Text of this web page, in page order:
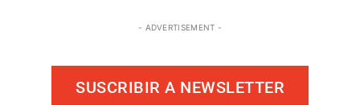
- ADVERTISEMENT -
SUSCRIBIR A NEWSLETTER